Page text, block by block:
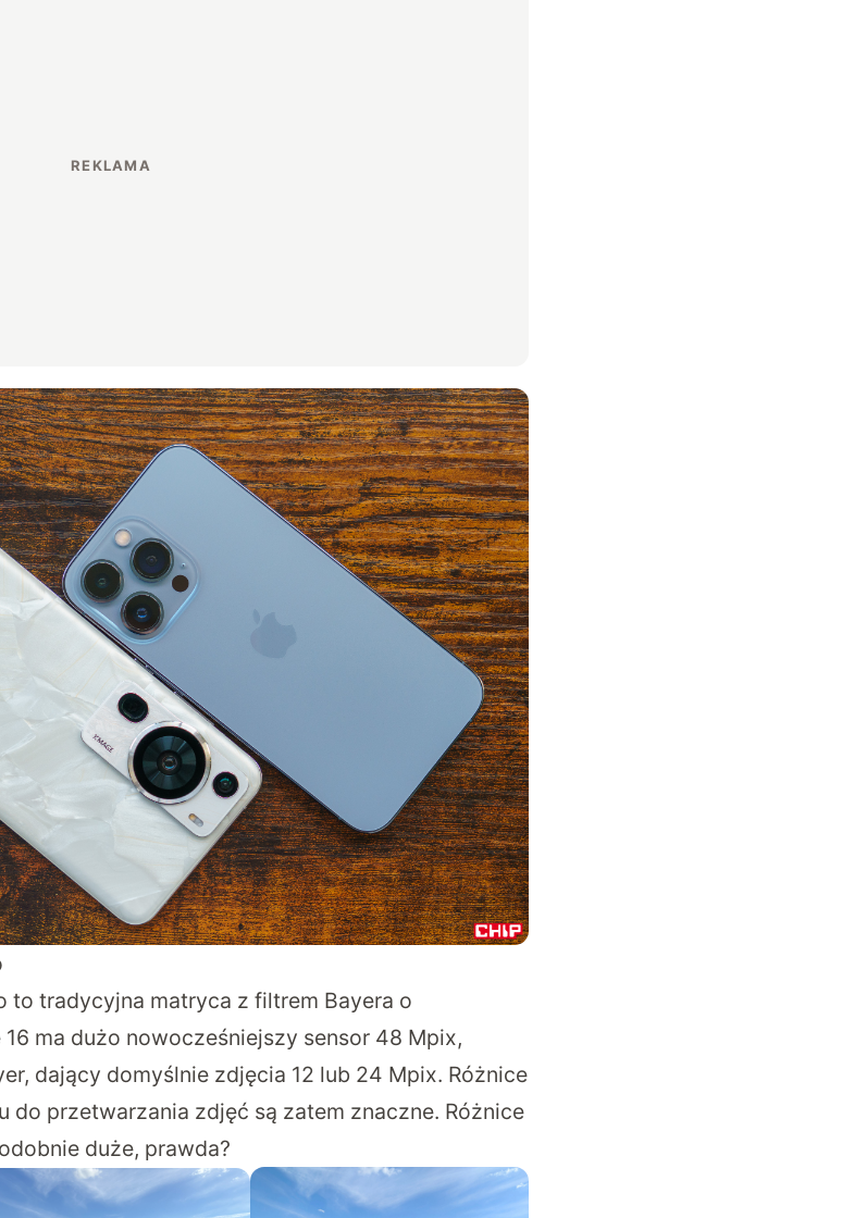
to tradycyjna matryca z filtrem Bayera o
ma dużo nowocześniejszy sensor 48 Mpix,
dający domyślnie zdjęcia 12 lub 24 Mpix. Różnice
do przetwarzania zdjęć są zatem znaczne. Różnice
duże, prawda?